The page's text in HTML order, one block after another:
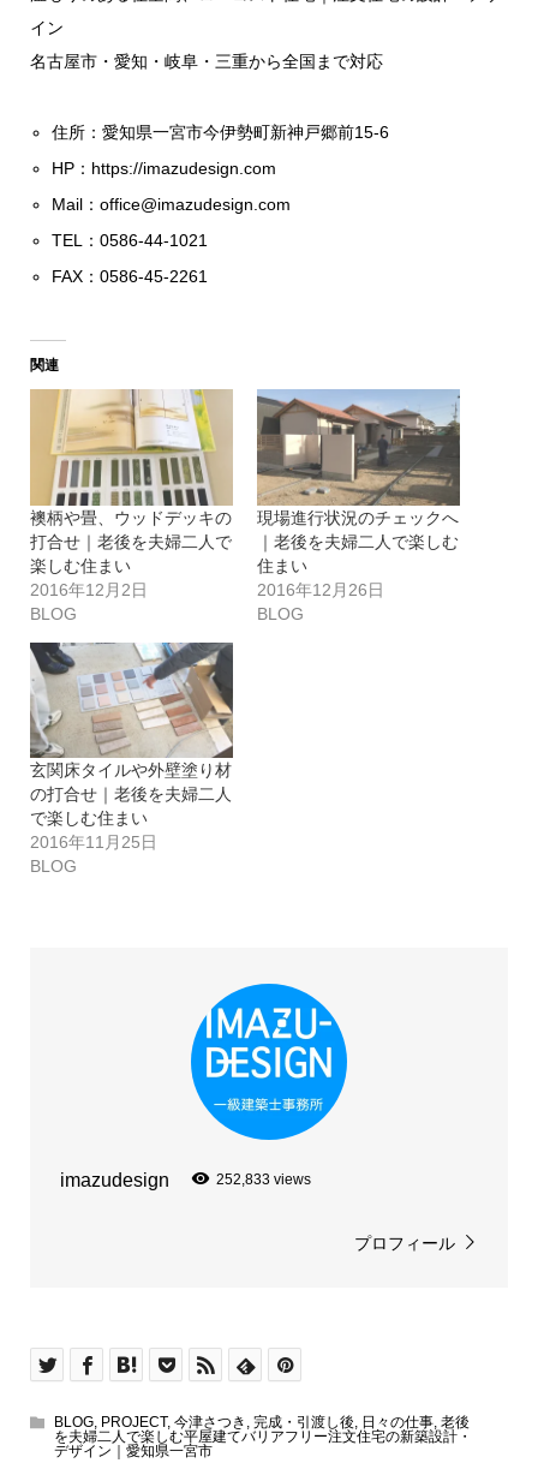
イン
名古屋市・愛知・岐阜・三重から全国まで対応
住所：愛知県一宮市今伊勢町新神戸郷前15-6
HP： https://imazudesign.com
Mail：office@imazudesign.com
TEL：0586-44-1021
FAX：0586-45-2261
関連
襖柄や畳、ウッドデッキの
打合せ｜老後を夫婦二人で
楽しむ住まい
2016年12月2日
BLOG
現場進行状況のチェックへ
｜老後を夫婦二人で楽しむ
住まい
2016年12月26日
BLOG
玄関床タイルや外壁塗り材
の打合せ｜老後を夫婦二人
で楽しむ住まい
2016年11月25日
BLOG
imazudesign 252,833 views
プロフィール
BLOG, PROJECT, 今津さつき , 完成・引渡し後, 日々の仕事, 老後
を夫婦二人で楽しむ平屋建てバリアフリー注文住宅の新築設計・
デザイン｜愛知県一宮市